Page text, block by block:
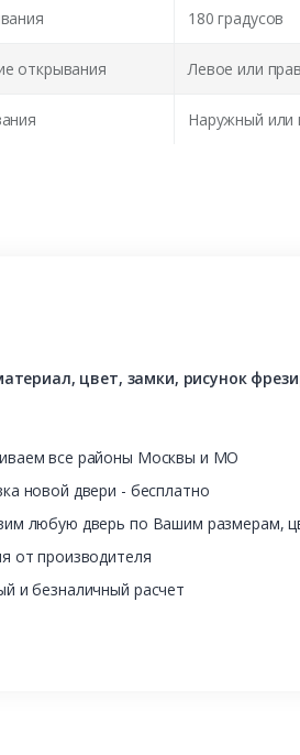
180 градусов
открывания Левое или
Наружный или
цвет, замки, рисунок
все районы Москвы и МО
новой двери - бесплатно
любую дверь по Вашим размерам,
от производителя
и безналичный расчет